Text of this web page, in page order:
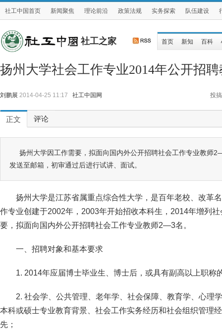
社工中国首页 新闻聚焦 理论前沿 政策法规 实务探索 队伍建设
社工之家 首页 新知 百科
扬州大学社会工作专业2014年公开招
刘鹏展 2014-04-25 11:17 社工中国网 投搞
正文 评论
扬州大学因工作需要，拟面向国内外公开招聘社会工作专业教师
发送至邮箱，初审通过后进行试讲、面试。
扬州大学是江苏省属重点综合性大学，是百年老校、改革
作专业创建于2002年，2003年开始招收本科生，2014年增列
要，拟面向国内外公开招聘社会工作专业教师2—3名。
一、招聘对象和基本要求
1. 2014年应届博士毕业生、博士后，或具有副高以上职称
2. 社会学、公共管理、老年学、社会保障、教育学、心理
本科或硕士专业教育背景、社会工作实务经历和社会组织管理
先；